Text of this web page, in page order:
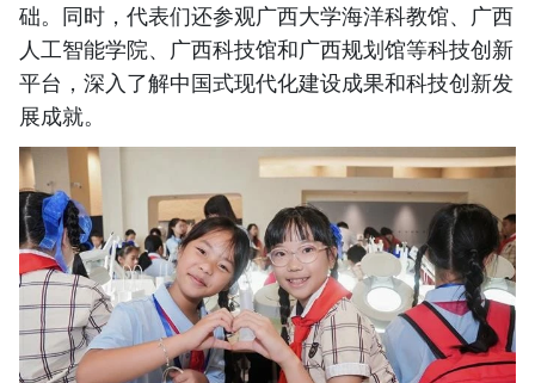
础。同时，代表们还参观广西大学海洋科教馆、广西
人工智能学院、广西科技馆和广西规划馆等科技创新
平台，深入了解中国式现代化建设成果和科技创新发
展成就。